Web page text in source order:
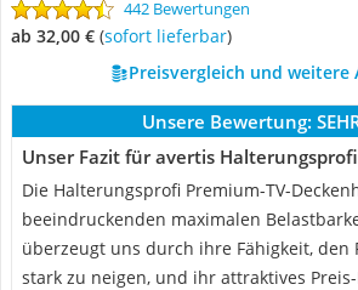
442 Bewertungen
ab 32,00 € ( Sofort lieferbar)
Preisvergleich und weitere
Unsere Bewertung:
Unser Fazit für avertis Halterungsprofi
Die Halterungsprofi Premium-TV-
beeindruckenden maximalen
überzeugt uns durch ihre Fähigkeit, den
stark zu neigen, und ihr attraktives